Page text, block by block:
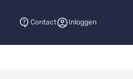
Contact Inloggen